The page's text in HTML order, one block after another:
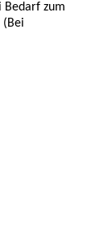
Bedarf zum